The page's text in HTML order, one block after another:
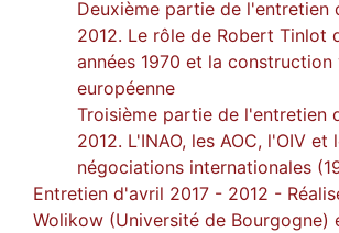
Deuxième partie de l'entretien
2012. Le rôle de Robert Tinlot
années 1970 et la
européenne
Troisième partie de l'entretien
2012. L'INAO, les AOC, l'OIV et
négociations internationales
Entretien d'avril 2017 - 2012 -
Wolikow (Université de Bourgogne)